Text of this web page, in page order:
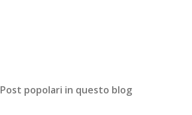
Post popolari in questo blog